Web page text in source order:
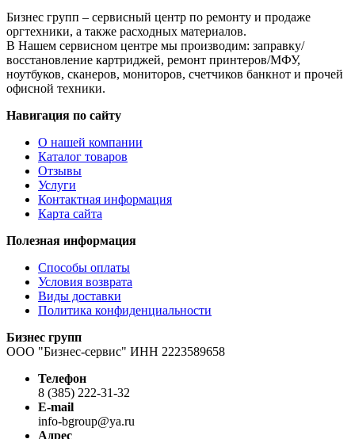
Бизнес групп – сервисный центр по ремонту и продаже
оргтехники, а также расходных материалов.
В Нашем сервисном центре мы производим: заправку/
восстановление картриджей, ремонт принтеров/МФУ,
ноутбуков, сканеров, мониторов, счетчиков банкнот и прочей
офисной техники.
Навигация по сайту
О нашей компании
Каталог товаров
Отзывы
Услуги
Контактная информация
Карта сайта
Полезная информация
Способы оплаты
Условия возврата
Виды доставки
Политика конфиденциальности
Бизнес групп
ООО "Бизнес-сервис" ИНН 2223589658
Телефон
8 (385) 222-31-32
E-mail
info-bgroup@ya.ru
Адрес